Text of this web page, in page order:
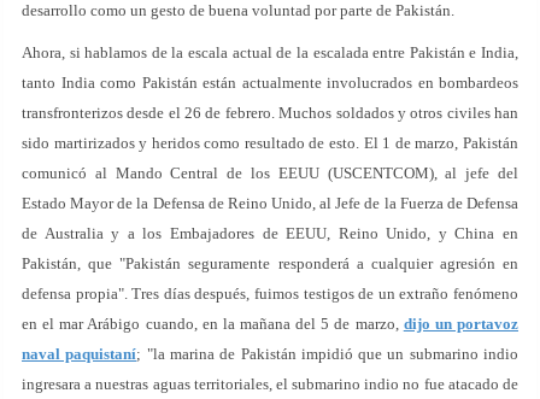
desarrollo como un gesto de buena voluntad por parte de Pakistán.
Ahora, si hablamos de la escala actual de la escalada entre Pakistán e India,
tanto India como Pakistán están actualmente involucrados en bombardeos
transfronterizos desde el 26 de febrero. Muchos soldados y otros civiles han
sido martirizados y heridos como resultado de esto. El 1 de marzo, Pakistán
comunicó al Mando Central de los EEUU (USCENTCOM), al jefe del
Estado Mayor de la Defensa de Reino Unido, al Jefe de la Fuerza de Defensa
de Australia y a los Embajadores de EEUU, Reino Unido, y China en
Pakistán, que "Pakistán seguramente responderá a cualquier agresión en
defensa propia". Tres días después, fuimos testigos de un extraño fenómeno
en el mar Arábigo cuando, en la mañana del 5 de marzo, dijo un portavoz
naval paquistaní; "la marina de Pakistán impidió que un submarino indio
ingresara a nuestras aguas territoriales, el submarino indio no fue atacado de